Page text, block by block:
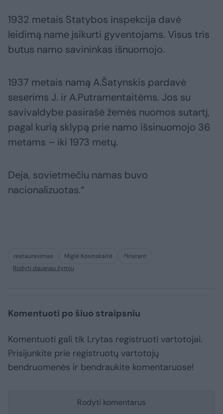
1932 metais Statybos inspekcija davė
leidimą name įsikurti gyventojams. Visus tris
butus namo savininkas išnuomojo.
1937 metais namą A.Šatynskis pardavė
seserims J. ir A.Putramentaitėms. Jos su
savivaldybe pasirašė žemės nuomos sutartį,
pagal kurią sklypą prie namo išsinuomojo 36
metams – iki 1973 metų.
Deja, sovietmečiu namas buvo
nacionalizuotas.“
restauravimas Miglė Kosinskaitė
^Instant
Rodyti daugiau žymių
Komentuoti po šiuo straipsniu
Komentuoti gali tik Lrytas registruoti vartotojai.
Prisijunkite prie registruotų vartotojų
bendruomenės ir bendraukite komentaruose!
Rodyti komentarus